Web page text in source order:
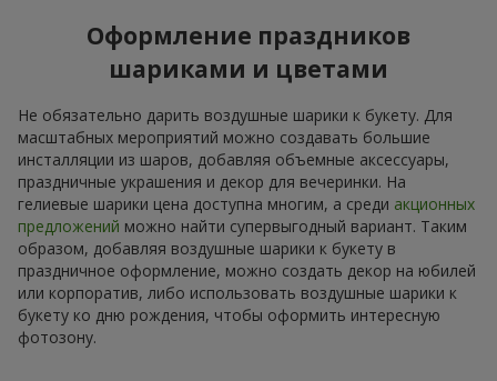
Оформление праздников
шариками и цветами
Не обязательно дарить воздушные шарики к букету. Для
масштабных мероприятий можно создавать большие
инсталляции из шаров, добавляя объемные аксессуары,
праздничные украшения и декор для вечеринки. На
гелиевые шарики цена доступна многим, а среди акционных
предложений можно найти супервыгодный вариант. Таким
образом, добавляя воздушные шарики к букету в
праздничное оформление, можно создать декор на юбилей
или корпоратив, либо использовать воздушные шарики к
букету ко дню рождения, чтобы оформить интересную
фотозону.